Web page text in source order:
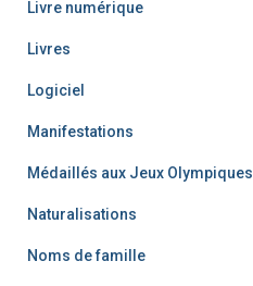
Livre numérique
Livres
Logiciel
Manifestations
Médaillés aux Jeux Olympiques
Naturalisations
Noms de famille